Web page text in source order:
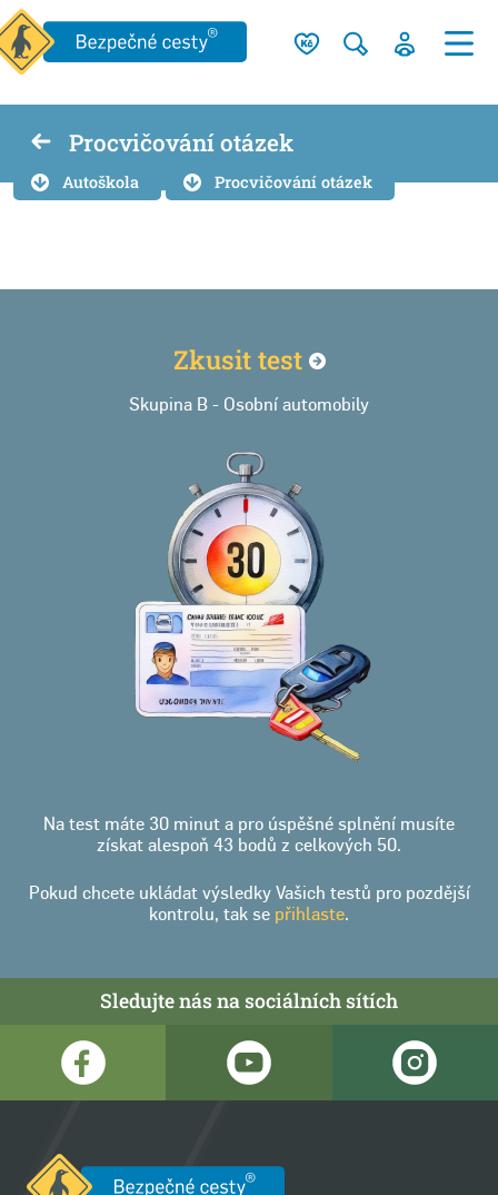
Procvičování otázek
Autoškola Procvičování otázek
Zkusit test
Skupina B - Osobní automobily
Na test máte 30 minut a pro úspěšné splnění musíte
získat alespoň 43 bodů z celkových 50.
Pokud chcete ukládat výsledky Vašich testů pro pozdější
kontrolu, tak se přihlaste.
Sledujte nás na sociálních sítích